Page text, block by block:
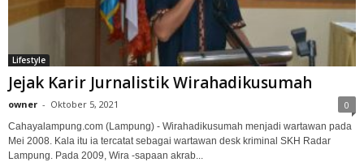
Lifestyle
Jejak Karir Jurnalistik Wirahadikusumah
owner - Oktober 5, 2021 0
Cahayalampung.com (Lampung) - Wirahadikusumah menjadi wartawan pada
Mei 2008. Kala itu ia tercatat sebagai wartawan desk kriminal SKH Radar
Lampung. Pada 2009, Wira -sapaan akrab...